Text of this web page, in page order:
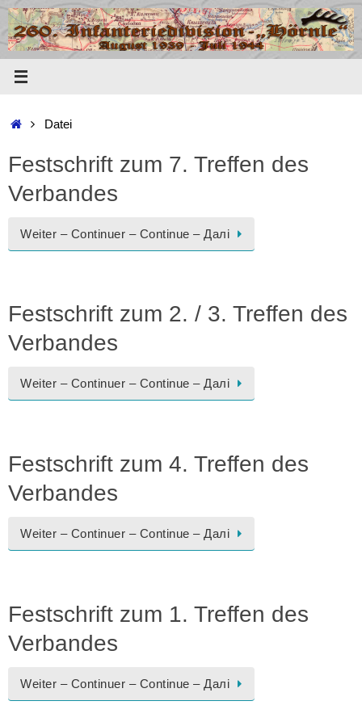
Zum
Inhalt
springen
StartDatei
Festschrift zum 7. Treffen des
Verbandes
Weiter – Continuer – Continue – Далі
Festschrift zum 2. / 3. Treffen des
Verbandes
Weiter – Continuer – Continue – Далі
Festschrift zum 4. Treffen des
Verbandes
Weiter – Continuer – Continue – Далі
Festschrift zum 1. Treffen des
Verbandes
Weiter – Continuer – Continue – Далі